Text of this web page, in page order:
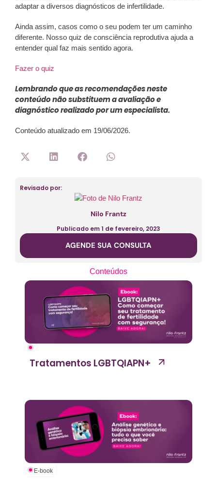
adaptar a diversos diagnósticos de infertilidade.
Ainda assim, casos como o seu podem ter um caminho
diferente. Nosso quiz de consciência reprodutiva ajuda a
entender qual faz mais sentido agora.
Fazer o quiz
Lembrando que as recomendações neste
conteúdo não substituem a avaliação e
diagnóstico realizado por um especialista.
Conteúdo atualizado em 19/06/2026.
Revisado por:
Nilo Frantz
Publicado em1 de fevereiro, 2023
AGENDE SUA CONSULTA
Conteúdos
Tratamentos LGBTQIAPN+
E-book